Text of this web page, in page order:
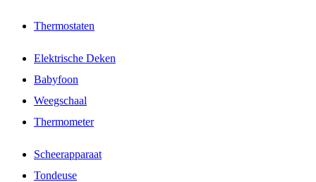
Thermostaten
Elektrische Deken
Babyfoon
Weegschaal
Thermometer
Scheerapparaat
Tondeuse